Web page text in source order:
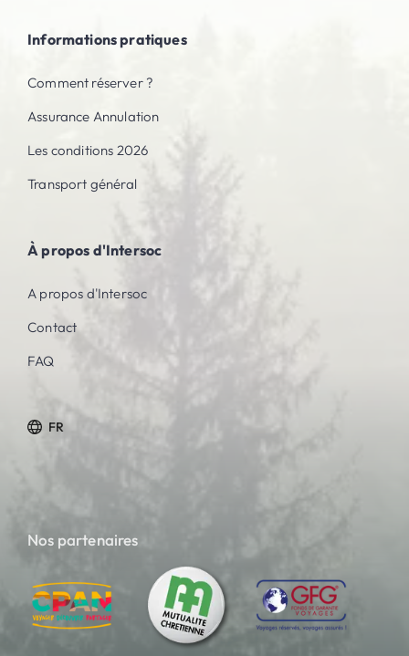
Informations pratiques
Comment réserver ?
Assurance Annulation
Les conditions 2026
Transport général
À propos d'Intersoc
A propos d'Intersoc
Contact
FAQ
FR
Nos partenaires